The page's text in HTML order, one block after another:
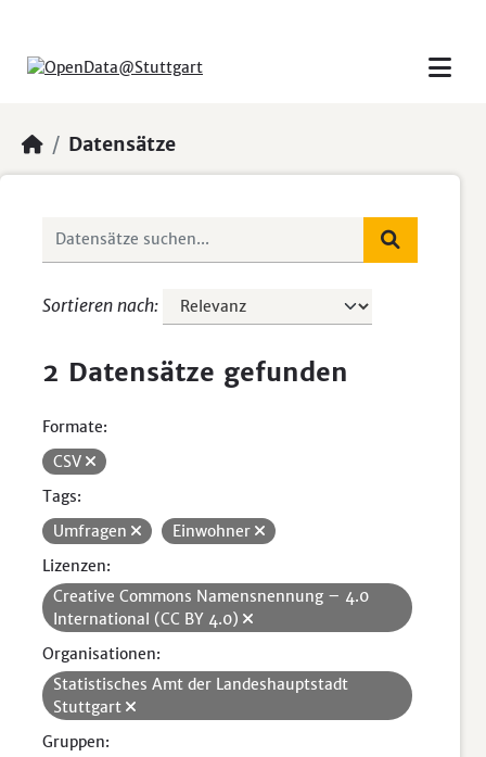
Datensätze
Sortieren nach
2 Datensätze gefunden
Formate:
CSV
Tags:
Umfragen
Einwohner
Lizenzen:
Creative Commons Namensnennung – 4.0
International (CC BY 4.0)
Organisationen:
Statistisches Amt der Landeshauptstadt
Stuttgart
Gruppen: